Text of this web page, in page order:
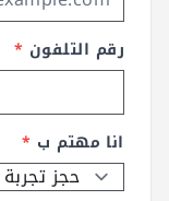
رقم التلفون *
انا مهتم ب *